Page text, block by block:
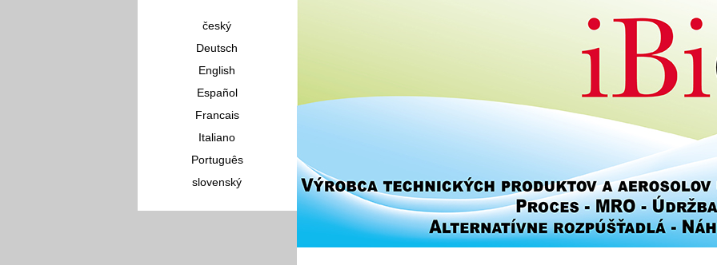
český
Deutsch
English
Español
Francais
Italiano
Português
slovenský